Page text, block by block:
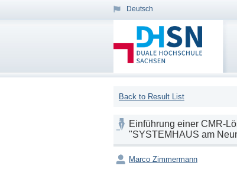
Deutsch
Back to Result List
Einführung einer CMR-
"SYSTEMHAUS am
Marco Zimmermann